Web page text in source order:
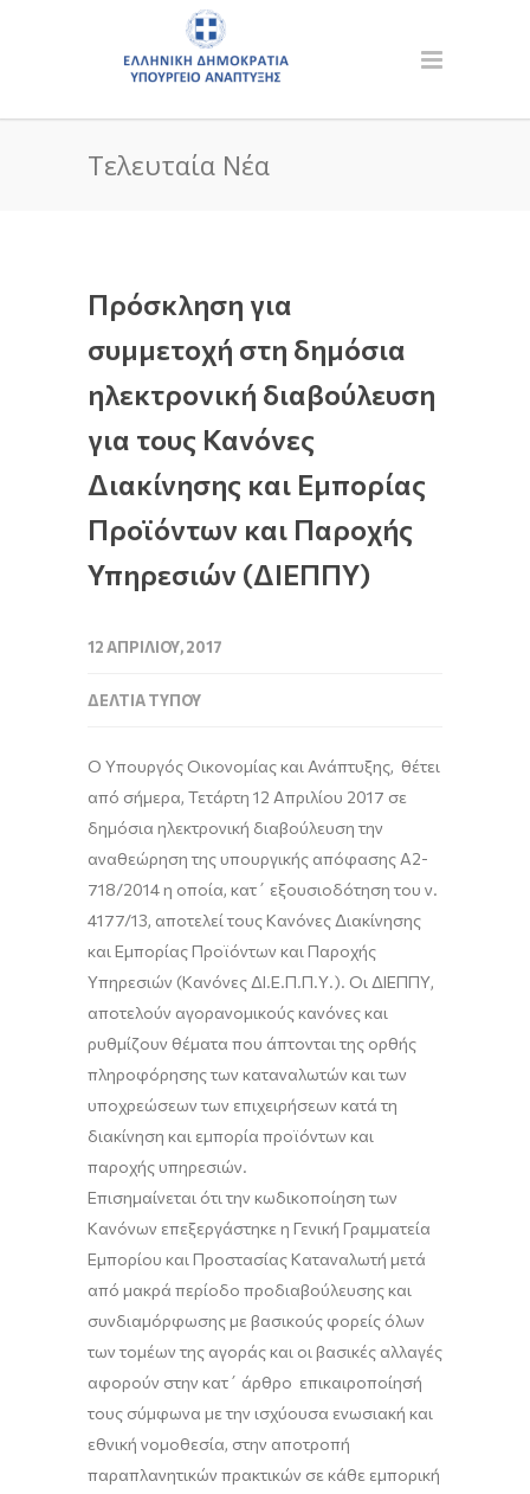
Τελευταία Νέα
Πρόσκληση για
συμμετοχή στη δημόσια
ηλεκτρονική διαβούλευση
για τους Κανόνες
Διακίνησης και Εμπορίας
Προϊόντων και Παροχής
Υπηρεσιών (ΔΙΕΠΠΥ)
12 ΑΠΡΙΛΊΟΥ, 2017
ΔΕΛΤΊΑ ΤΎΠΟΥ
O Υπουργός Οικονομίας και Ανάπτυξης, θέτει
από σήμερα, Τετάρτη 12 Απριλίου 2017 σε
δημόσια ηλεκτρονική διαβούλευση την
αναθεώρηση της υπουργικής απόφασης Α2-
718/2014 η οποία, κατ΄ εξουσιοδότηση του ν.
4177/13, αποτελεί τους Κανόνες Διακίνησης
και Εμπορίας Προϊόντων και Παροχής
Υπηρεσιών (Κανόνες ΔΙ.Ε.Π.Π.Υ.). Οι ΔΙΕΠΠΥ,
αποτελούν αγορανομικούς κανόνες και
ρυθμίζουν θέματα που άπτονται της ορθής
πληροφόρησης των καταναλωτών και των
υποχρεώσεων των επιχειρήσεων κατά τη
διακίνηση και εμπορία προϊόντων και
παροχής υπηρεσιών.
Επισημαίνεται ότι την κωδικοποίηση των
Κανόνων επεξεργάστηκε η Γενική Γραμματεία
Εμπορίου και Προστασίας Καταναλωτή μετά
από μακρά περίοδο προδιαβούλευσης και
συνδιαμόρφωσης με βασικούς φορείς όλων
των τομέων της αγοράς και οι βασικές αλλαγές
αφορούν στην κατ΄ άρθρο επικαιροποίησή
τους σύμφωνα με την ισχύουσα ενωσιακή και
εθνική νομοθεσία, στην αποτροπή
παραπλανητικών πρακτικών σε κάθε εμπορική